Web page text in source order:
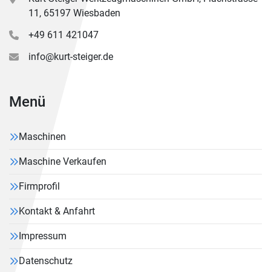
11, 65197 Wiesbaden
+49 611 421047
info@kurt-steiger.de
Menü
Maschinen
Maschine Verkaufen
Firmprofil
Kontakt & Anfahrt
Impressum
Datenschutz